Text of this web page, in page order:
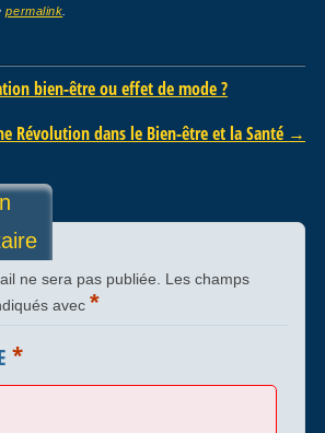
permalink.
bien-être ou effet de mode ?
Révolution dans le Bien-être et la Santé →
ne sera pas publiée.
Les champs
avec *
*